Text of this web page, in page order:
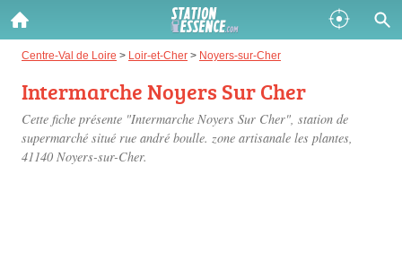
Centre-Val de Loire > Loir-et-Cher > Noyers-sur-Cher
Intermarche Noyers Sur Cher
Cette fiche présente "Intermarche Noyers Sur Cher", station de
supermarché situé rue andré boulle. zone artisanale les plantes,
41140 Noyers-sur-Cher.
Gazole :
Disponible Épuisé
SP 98 :
Disponible